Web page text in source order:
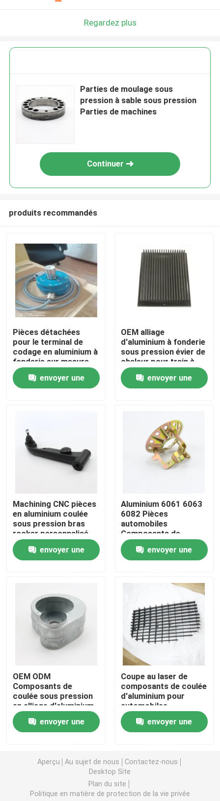
Aperçu
Produits
A propos de nous
Visite d'usine
Contact
Pièces de fabrication de tôle de précision
Fabrication d'enveloppes en tôle
Pièces de moulage par injection
Les pièces de moulage mécanique sous pression
Pièces de pliage en tôle
Laser en métal coupant des pièces
Pièces de rotation de commande numérique par
Pièces de fraisage CNC
Regardez plus
Parties de moulage sous
pression à sable sous pression
Parties de machines
Continuer
produits recommandés
Pièces détachées
pour le terminal de
codage en aluminium à
fonderie sur mesure
envoyer une
OEM alliage
d'aluminium à fonderie
sous pression évier de
chaleur pour train à
grande vitesse
envoyer une
Machining CNC pièces
en aluminium coulée
sous pression bras
rocker personnalisé
envoyer une
Aluminium 6061 6063
6082 Pièces
automobiles
Composants de
coulée sous pression
envoyer une
OEM ODM
Composants de
coulée sous pression
en alliage d'aluminium
envoyer une
Coupe au laser de
composants de coulée
d'aluminium pour
automobiles
envoyer une
Aperçu Au sujet de nous
Contactez-nous
Desktop Site
Plan du site
Politique en matière de protection de la vie privée